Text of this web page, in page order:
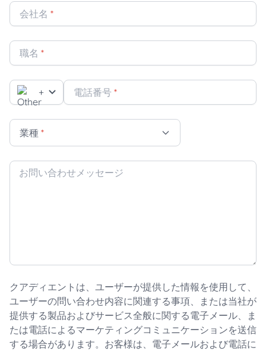
会社名 *
職名 *
+ 電話番号 *
業種 *
お問い合わせメッセージ
クアディエントは、ユーザーが提供した情報を使用して、
ユーザーの問い合わせ内容に関連する事項、または当社が
提供する製品およびサービス全般に関する電子メール、ま
たは電話によるマーケティングコミュニケーションを送信
する場合があります。お客様は、電子メールおよび電話に